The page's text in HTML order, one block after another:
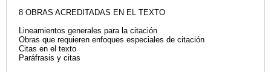
8 OBRAS ACREDITADAS EN EL TEXTO
Lineamientos generales para la citación
Obras que requieren enfoques especiales de citación
Citas en el texto
Paráfrasis y citas